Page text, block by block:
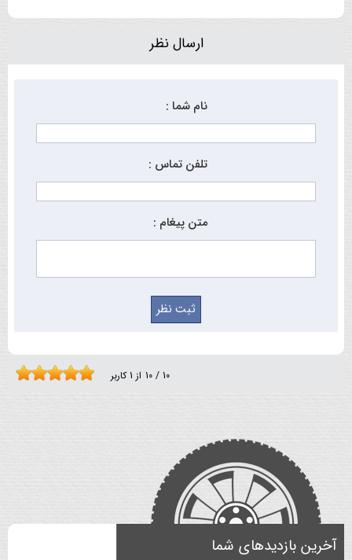
ارسال نظر
نام شما :
تلفن تماس :
متن پیغام :
10 / 10 از 1کاربر
آخرین بازدیدهای شما